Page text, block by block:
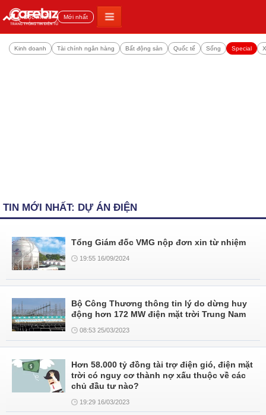
Đọc nhiều Mới nhất
Kinh doanh Tài chính ngân hàng Bất động sản Quốc tế Sống Special
TIN MỚI NHẤT: DỰ ÁN ĐIỆN
Tổng Giám đốc VMG nộp đơn xin từ nhiệm
19:55 16/09/2024
Bộ Công Thương thông tin lý do dừng huy
động hơn 172 MW điện mặt trời Trung Nam
08:53 25/03/2023
Hơn 58.000 tỷ đồng tài trợ điện gió, điện mặt
trời có nguy cơ thành nợ xấu thuộc về các
chủ đầu tư nào?
19:29 16/03/2023